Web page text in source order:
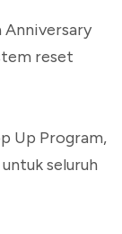
Anniversary
reset
Up Program,
seluruh